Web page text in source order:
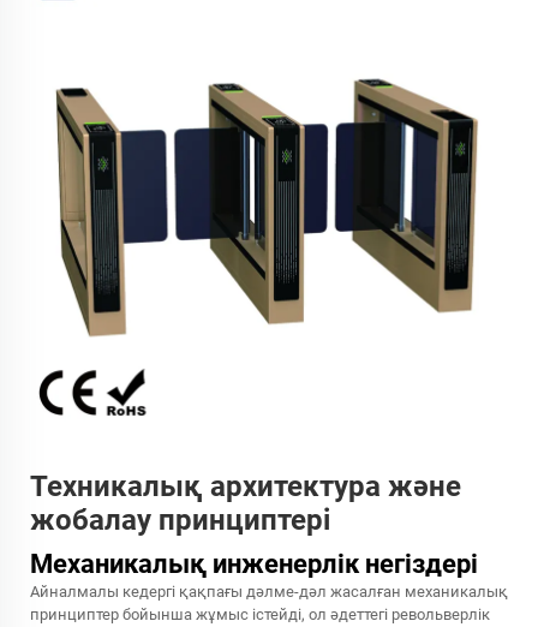
Техникалық архитектура және
жобалау принциптері
Механикалық инженерлік негіздері
Айналмалы кедергі қақпағы дәлме-дәл жасалған механикалық
принциптер бойынша жұмыс істейді, ол әдеттегі револьверлік